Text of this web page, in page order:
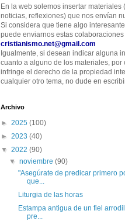
En la web solemos insertar materiales
noticias, reflexiones) que nos envían
Si considera que tiene algo
puede enviarnos estas
cristianismo.net@gmail.com
Igualmente, si desean indicar alguna
cuanto a alguno de los materiales, por
infringe el derecho de la propiedad
cualquier otro tema, no dude en
Archivo
► 2025 (100)
► 2023 (40)
▼ 2022 (90)
▼noviembre(90)
"Asegúrate de predicar primero
que...
Liturgia de las horas
Estampa antigua de un fiel
pre...